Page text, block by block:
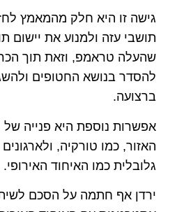
גישה זו היא חלק מהמאמץ
תושבי עזה ולמנוע את יישום
שהעלה טראמפ, וזאת תוך
להסדר בנושא החטופים
ברצועה.
אפשרות נוספת היא פנייה של
האזור, כמו טורקיה,
גלובלית כמו האיחוד האירופי.
ירדן אף חתמה על הסכם